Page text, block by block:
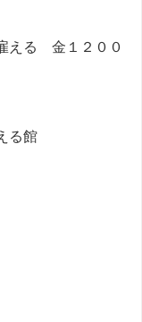
える 金１２００
る館